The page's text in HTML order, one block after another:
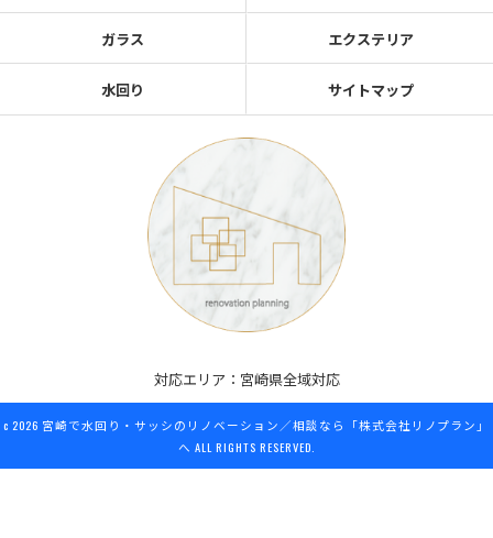
ガラス エクステリア
水回り サイトマップ
対応エリア：宮崎県全域対応
c 2026 宮崎で水回り・サッシのリノベーション／相談なら「株式会社リノプラン」
へ ALL RIGHTS RESERVED.